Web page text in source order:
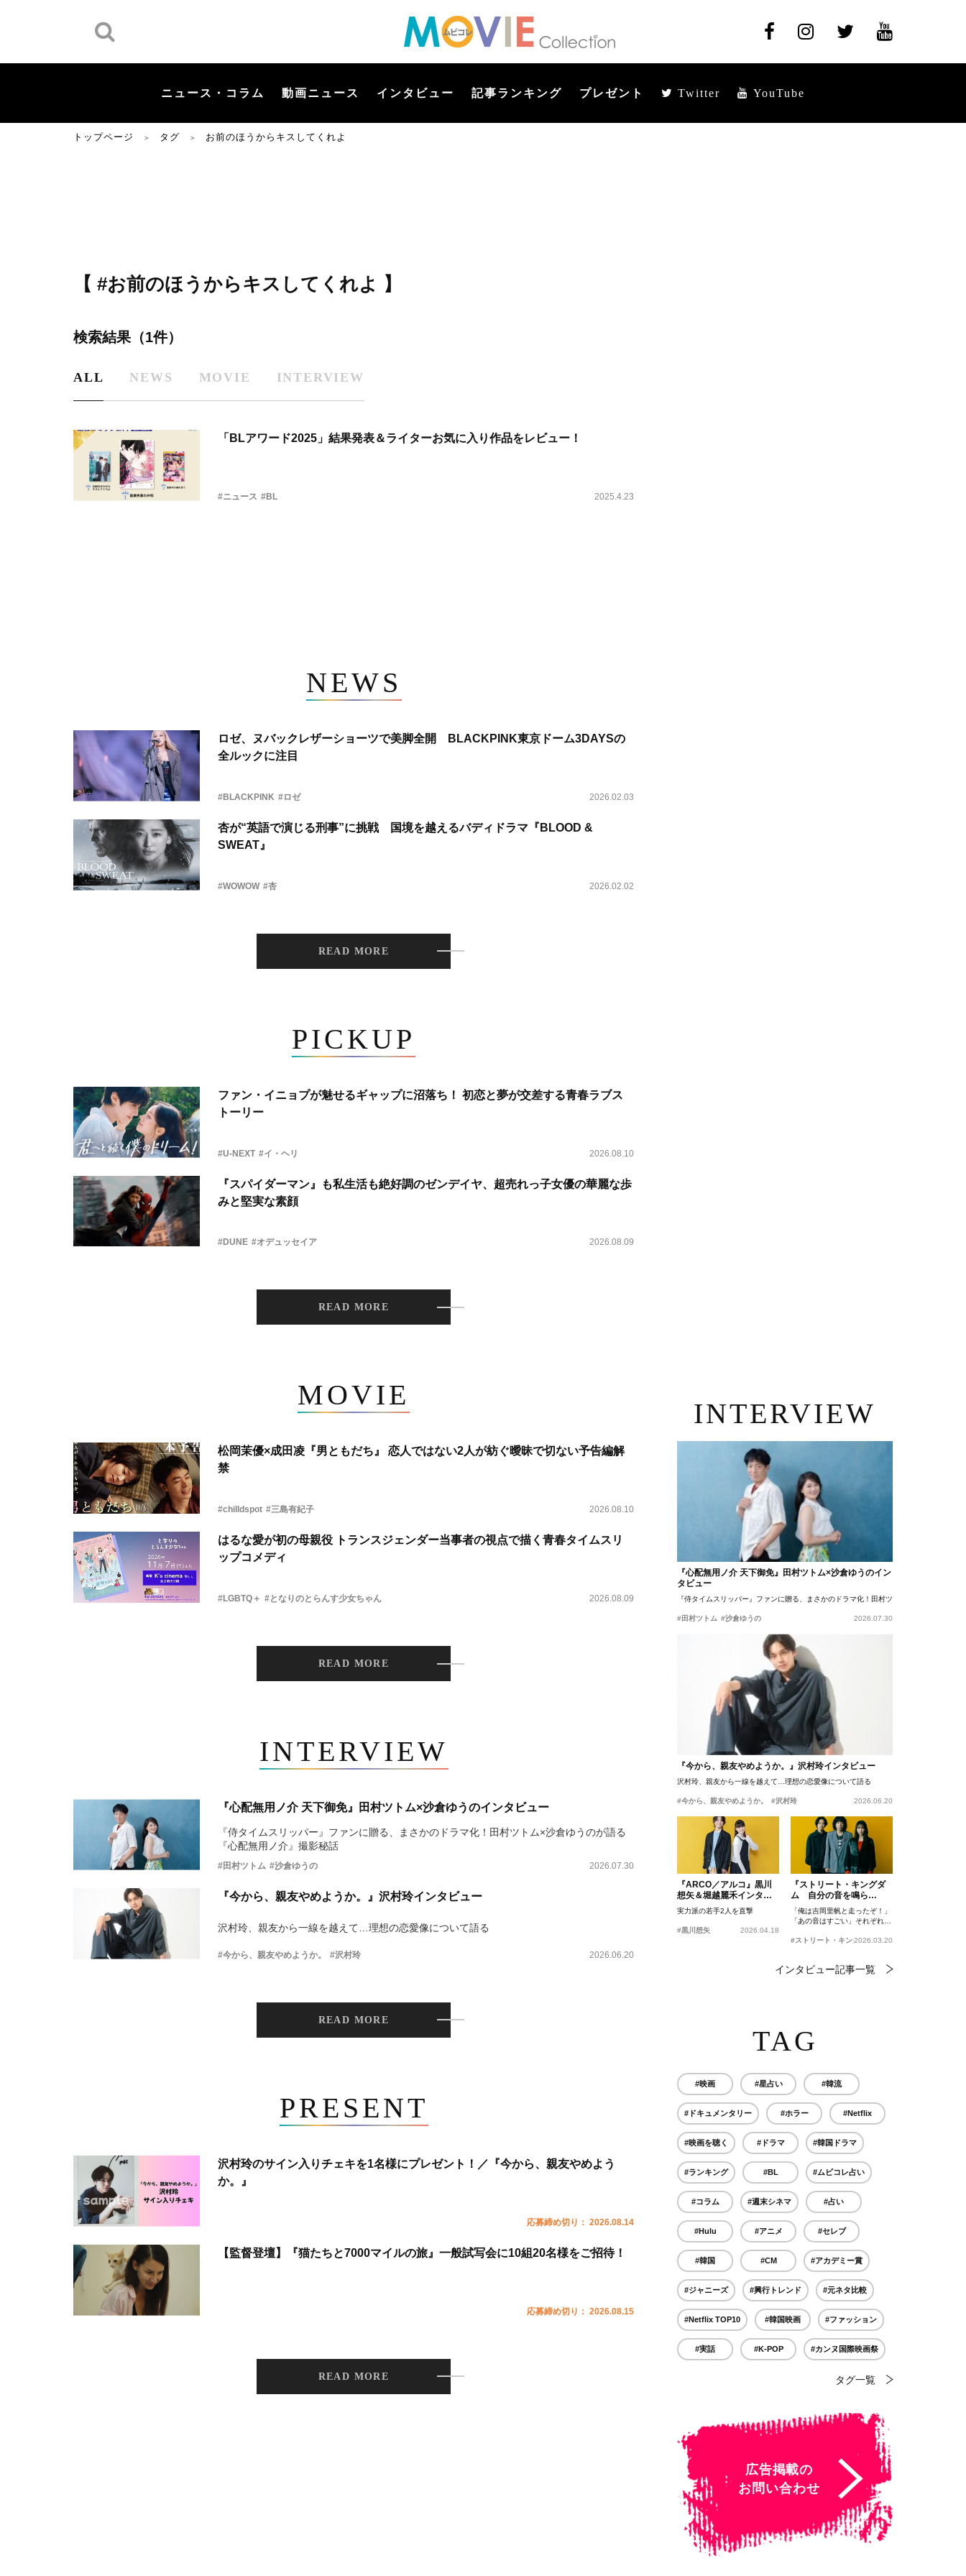
ニュース・コラム 動画ニュース インタビュー 記事ランキング プレゼント Twitter YouTube
トップページ ＞ タグ ＞ お前のほうからキスしてくれよ
【 #お前のほうからキスしてくれよ 】
検索結果（1件）
ALL NEWS MOVIE INTERVIEW
「BLアワード2025」結果発表＆ライターお気に入り作品をレビュー！
#ニュース #BL 2025.4.23
NEWS
ロゼ、ヌバックレザーショーツで美脚全開 BLACKPINK東京ドーム3DAYSの
全ルックに注目
#BLACKPINK #ロゼ 2026.02.03
杏が“英語で演じる刑事”に挑戦 国境を越えるバディドラマ『BLOOD &
SWEAT』
#WOWOW #杏 2026.02.02
READ MORE
PICKUP
ファン・イニョプが魅せるギャップに沼落ち！ 初恋と夢が交差する青春ラブス
トーリー
#U-NEXT #イ・ヘリ 2026.08.10
『スパイダーマン』も私生活も絶好調のゼンデイヤ、超売れっ子女優の華麗な歩
みと堅実な素顔
#DUNE #オデュッセイア 2026.08.09
READ MORE
MOVIE
松岡茉優×成田凌『男ともだち』 恋人ではない2人が紡ぐ曖昧で切ない予告編解
禁
#chilldspot #三島有紀子 2026.08.10
はるな愛が初の母親役 トランスジェンダー当事者の視点で描く青春タイムスリ
ップコメディ
#LGBTQ＋ #となりのとらんす少女ちゃん 2026.08.09
READ MORE
INTERVIEW
『心配無用ノ介 天下御免』田村ツトム×沙倉ゆうのインタビュー
『侍タイムスリッパー』ファンに贈る、まさかのドラマ化！田村ツトム×沙倉ゆうのが語る
『心配無用ノ介』撮影秘話
#田村ツトム #沙倉ゆうの 2026.07.30
『今から、親友やめようか。』沢村玲インタビュー
沢村玲、親友から一線を越えて…理想の恋愛像について語る
#今から、親友やめようか。 #沢村玲 2026.06.20
READ MORE
PRESENT
沢村玲のサイン入りチェキを1名様にプレゼント！／『今から、親友やめよう
か。』
応募締め切り： 2026.08.14
【監督登壇】『猫たちと7000マイルの旅』一般試写会に10組20名様をご招待！
応募締め切り： 2026.08.15
READ MORE
INTERVIEW
『心配無用ノ介 天下御免』田村ツトム×沙倉ゆうのイン
タビュー
『侍タイムスリッパー』ファンに贈る、まさかのドラマ化！田村ツトム×沙倉ゆうのが語
#田村ツトム #沙倉ゆうの 2026.07.30
『今から、親友やめようか。』沢村玲インタビュー
沢村玲、親友から一線を越えて…理想の恋愛像について語る
#今から、親友やめようか。 #沢村玲 2026.06.20
『ARCO／アルコ』黒川
想矢＆堀越麗禾インタビ
ュー
実力派の若手2人を直撃
#黒川想矢 2026.04.18
『ストリート・キングダ
ム 自分の音を鳴ら
せ。』峯田和伸、若葉竜
也、吉岡里帆インタビュ
ー
「俺は吉岡里帆と走ったぞ！」
「あの音はすごい」それぞれの
#ストリート・キングダム 自分の音を鳴らせ。
2026.03.20
インタビュー記事一覧
TAG
#映画 #星占い #韓流
#ドキュメンタリー #ホラー #Netflix
#映画を聴く #ドラマ #韓国ドラマ
#ランキング #BL #ムビコレ占い
#コラム #週末シネマ #占い
#Hulu #アニメ #セレブ
#韓国 #CM #アカデミー賞
#ジャニーズ #興行トレンド #元ネタ比較
#Netflix TOP10 #韓国映画 #ファッション
#実話 #K-POP #カンヌ国際映画祭
タグ一覧
広告掲載の
お問い合わせ